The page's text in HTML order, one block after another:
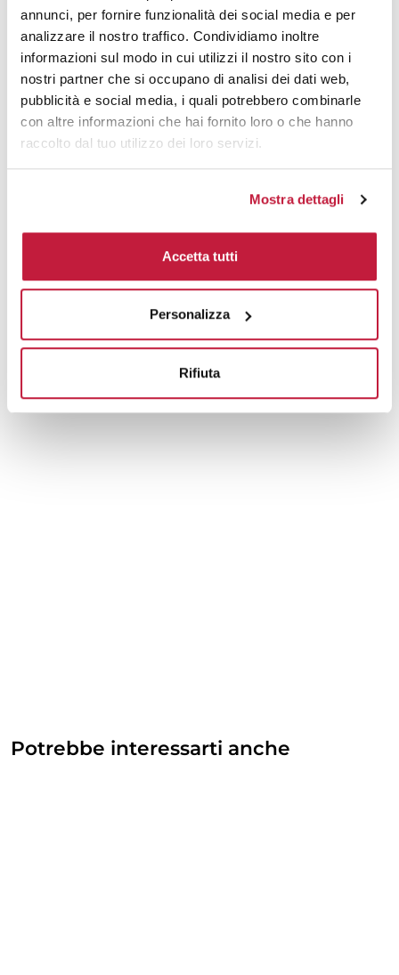
annunci, per fornire funzionalità dei social media e per
analizzare il nostro traffico. Condividiamo inoltre
informazioni sul modo in cui utilizzi il nostro sito con i
nostri partner che si occupano di analisi dei dati web,
pubblicità e social media, i quali potrebbero combinarle
con altre informazioni che hai fornito loro o che hanno
raccolto dal tuo utilizzo dei loro servizi.
Mostra dettagli
Accetta tutti
Personalizza
Rifiuta
Area di personalizzazione
Domande e risposte
Potrebbe interessarti anche